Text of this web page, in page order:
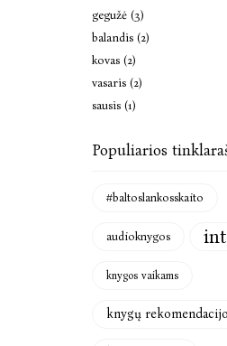
gegužė (3)
balandis (2)
kovas (2)
vasaris (2)
sausis (1)
Populiarios
#baltoslankosskaito
audioknygos
knygos vaikams
knygų